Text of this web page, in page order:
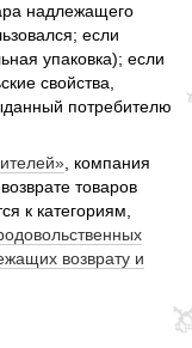
надлежащего
если
упаковка); если
свойства,
потребителю
, компания
товаров
к категориям,
возврату и